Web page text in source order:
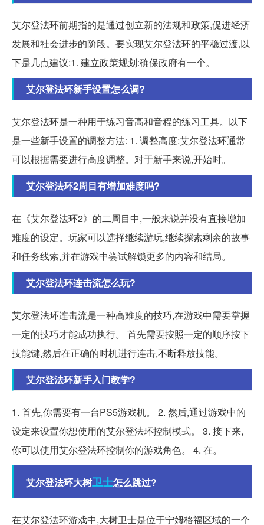
艾尔登法环前期指的是通过创立新的法规和政策,促进经济
发展和社会进步的阶段。要实现艾尔登法环的平稳过渡,以
下是几点建议:1. 建立政策规划:确保政府有一个。
艾尔登法环新手设置怎么调?
艾尔登法环是一种用于练习音高和音程的练习工具。以下
是一些新手设置的调整方法: 1. 调整高度:艾尔登法环通常
可以根据需要进行高度调整。对于新手来说,开始时。
艾尔登法环2周目有增加难度吗?
在《艾尔登法环2》的二周目中,一般来说并没有直接增加
难度的设定。玩家可以选择继续游玩,继续探索剩余的故事
和任务线索,并在游戏中尝试解锁更多的内容和结局。
艾尔登法环连击流怎么玩?
艾尔登法环连击流是一种高难度的技巧,在游戏中需要掌握
一定的技巧才能成功执行。 首先需要按照一定的顺序按下
技能键,然后在正确的时机进行连击,不断释放技能。
艾尔登法环新手入门教学?
1. 首先,你需要有一台PS5游戏机。 2. 然后,通过游戏中的
设定来设置你想使用的艾尔登法环控制模式。 3. 接下来,
你可以使用艾尔登法环控制你的游戏角色。 4. 在。
艾尔登法环大树卫士怎么跳过?
在艾尔登法环游戏中,大树卫士是位于宁姆格福区域的一个